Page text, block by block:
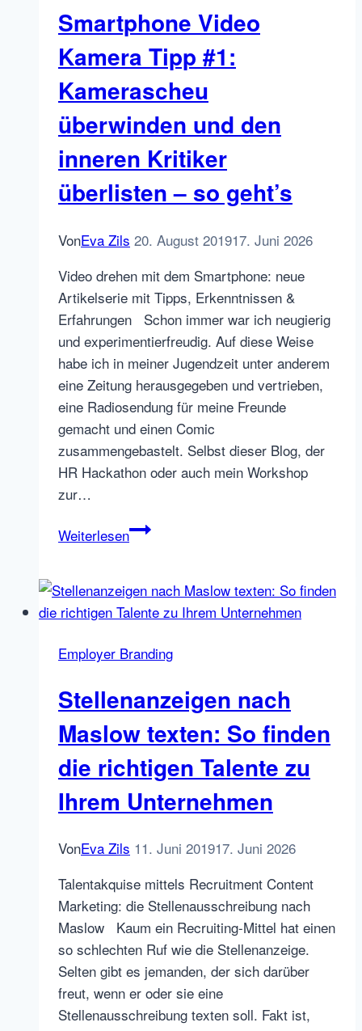
Urteile
und
Bewertungen,
was
die
Achtsamkeit
dazu
und
eine
wertneutrale
Haltung
das
Arbeitsleben
erleichtert
Smartphone Video
Kamera Tipp #1:
Kamerascheu
überwinden und den
inneren Kritiker
überlisten – so geht’s
VonEva Zils 20. August 201917. Juni 2026
Video drehen mit dem Smartphone: neue
Artikelserie mit Tipps, Erkenntnissen &
Erfahrungen Schon immer war ich neugierig
und experimentierfreudig. Auf diese Weise
habe ich in meiner Jugendzeit unter anderem
eine Zeitung herausgegeben und vertrieben,
eine Radiosendung für meine Freunde
gemacht und einen Comic
zusammengebastelt. Selbst dieser Blog, der
HR Hackathon oder auch mein Workshop
zur…
WeiterlesenSmartphone
Tipp
#1:
überwinden
den
inneren
Kritiker
überlisten
–
so
Employer Branding
Stellenanzeigen nach
Maslow texten: So finden
die richtigen Talente zu
Ihrem Unternehmen
VonEva Zils 11. Juni 201917. Juni 2026
Talentakquise mittels Recruitment Content
Marketing: die Stellenausschreibung nach
Maslow Kaum ein Recruiting-Mittel hat einen
so schlechten Ruf wie die Stellenanzeige.
Selten gibt es jemanden, der sich darüber
freut, wenn er oder sie eine
Stellenausschreibung texten soll. Fakt ist,